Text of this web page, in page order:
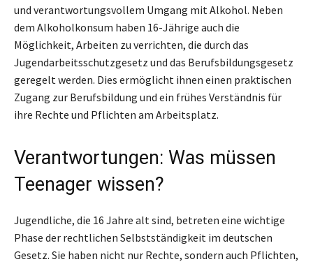
und verantwortungsvollem Umgang mit Alkohol. Neben
dem Alkoholkonsum haben 16-Jährige auch die
Möglichkeit, Arbeiten zu verrichten, die durch das
Jugendarbeitsschutzgesetz und das Berufsbildungsgesetz
geregelt werden. Dies ermöglicht ihnen einen praktischen
Zugang zur Berufsbildung und ein frühes Verständnis für
ihre Rechte und Pflichten am Arbeitsplatz.
Verantwortungen: Was müssen
Teenager wissen?
Jugendliche, die 16 Jahre alt sind, betreten eine wichtige
Phase der rechtlichen Selbstständigkeit im deutschen
Gesetz. Sie haben nicht nur Rechte, sondern auch Pflichten,